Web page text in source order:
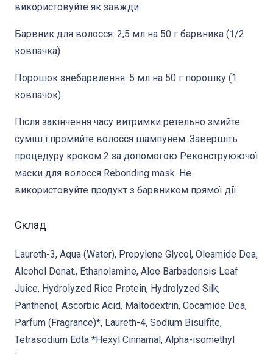
використовуйте як завжди.
Барвник для волосся: 2,5 мл на 50 г барвника (1/2
ковпачка)
Порошок знебарвлення: 5 мл на 50 г порошку (1
ковпачок).
Після закінчення часу витримки ретельно змийте
суміш і промийте волосся шампунем. Завершіть
процедуру кроком 2 за допомогою Реконструюючої
маски для волосся Rebonding mask. Не
використовуйте продукт з барвником прямої дії.
Склад
Laureth-3, Aqua (Water), Propylene Glycol, Oleamide Dea,
Alcohol Denat., Ethanolamine, Aloe Barbadensis Leaf
Juice, Hydrolyzed Rice Protein, Hydrolyzed Silk,
Panthenol, Ascorbic Acid, Maltodextrin, Cocamide Dea,
Parfum (Fragrance)*, Laureth-4, Sodium Bisulfite,
Tetrasodium Edta *Hexyl Cinnamal, Alpha-isomethyl